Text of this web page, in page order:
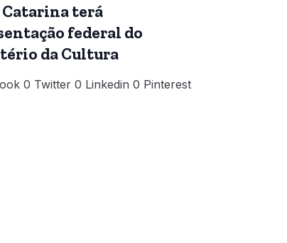
Catarina terá
federal do
da Cultura
0 Twitter 0 Linkedin 0 Pinterest